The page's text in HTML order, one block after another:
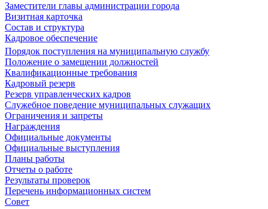
Заместители главы администрации города
Визитная карточка
Состав и структура
Кадровое обеспечение
Порядок поступления на муниципальную службу
Положение о замещении должностей
Квалификационные требования
Кадровый резерв
Резерв управленческих кадров
Служебное поведение муниципальных служащих
Ограничения и запреты
Награждения
Официальные документы
Официальные выступления
Планы работы
Отчеты о работе
Результаты проверок
Перечень информационных систем
Совет